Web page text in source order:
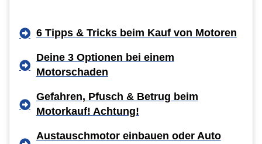
6 Tipps & Tricks beim Kauf von Motoren
Deine 3 Optionen bei einem
Motorschaden
Gefahren, Pfusch & Betrug beim
Motorkauf! Achtung!
Austauschmotor einbauen oder Auto